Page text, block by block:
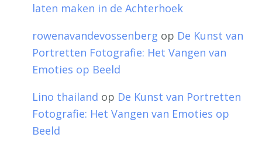
laten maken in de Achterhoek
rowenavandevossenberg op De Kunst van
Portretten Fotografie: Het Vangen van
Emoties op Beeld
Lino thailand op De Kunst van Portretten
Fotografie: Het Vangen van Emoties op
Beeld